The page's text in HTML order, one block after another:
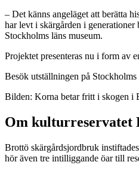
– Det känns angeläget att berätta
har levt i skärgården i
Stockholms läns museum.
Projektet presenteras nu i form av
Besök utställningen på Stockholms
Bilden: Korna betar fritt i skogen i
Om kulturreservatet
Brottö skärgårdsjordbruk
hör även tre intilliggande öar till